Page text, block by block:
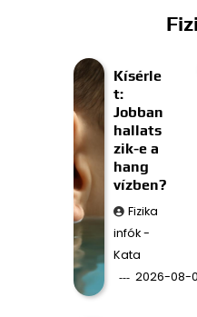
Kísérle
t:
Jobban
hallats
zik-e a
hang
vízben?
Fizika
infók -
Kata
2026-08-